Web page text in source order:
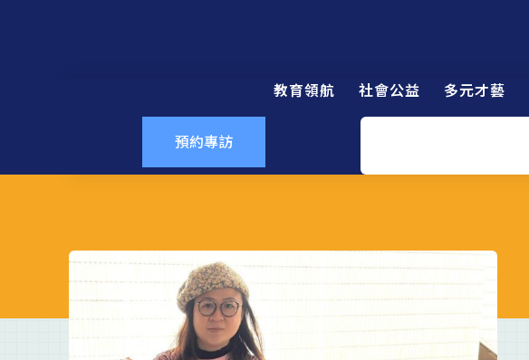
教育領航 社會公益 多元才藝
預約專訪